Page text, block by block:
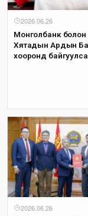
2026.06.26
Монголбанк болон
Хятадын Ардын
хооронд
2026.06.26